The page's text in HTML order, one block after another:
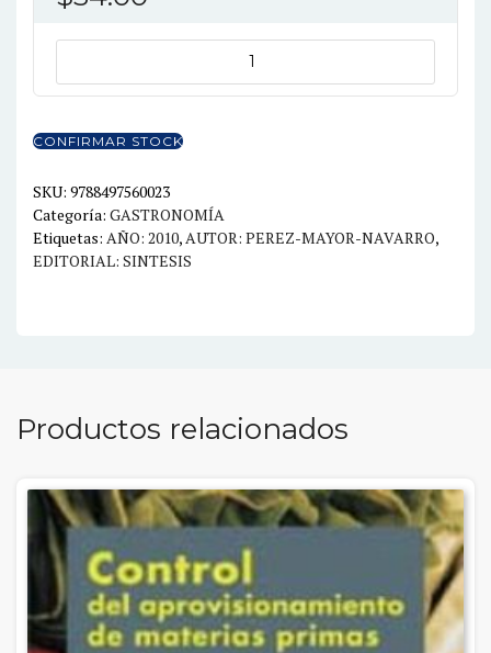
DE
CULINARIOS
CONFIRMAR STOCK
SKU: 9788497560023
Categoría: GASTRONOMÍA
Etiquetas: AÑO: 2010,AUTOR: PEREZ-MAYOR-NAVARRO,
EDITORIAL: SINTESIS
Productos relacionados